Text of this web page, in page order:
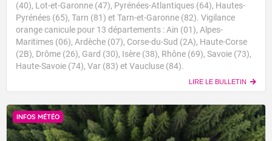
(40), Lot-et-Garonne (47), Pyrénées-Atlantiques (64), Hautes-
Pyrénées (65), Tarn (81) et Tarn-et-Garonne (82). Vigilance
orange canicule pour 13 départements : Ain (01), Alpes-
Maritimes (06), Ardèche (07), Corse-du-Sud (2A), Haute-Corse
(2B), Drôme (26), Gard (30), Isère (38), Rhône (69), Savoie (73),
Haute-Savoie (74), Var (83) et Vaucluse (84).
LIRE LE BULLETIN
INFOS MÉTÉO